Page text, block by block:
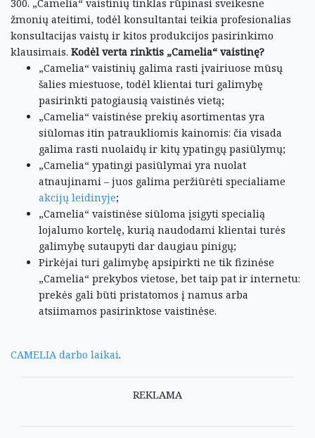
300. „Camelia“ vaistinių tinklas rūpinasi sveikesne
žmonių ateitimi, todėl konsultantai teikia profesionalias
konsultacijas vaistų ir kitos produkcijos pasirinkimo
klausimais. Kodėl verta rinktis „Camelia“ vaistinę?
„Camelia“ vaistinių galima rasti įvairiuose mūsų
šalies miestuose, todėl klientai turi galimybę
pasirinkti patogiausią vaistinės vietą;
„Camelia“ vaistinėse prekių asortimentas yra
siūlomas itin patraukliomis kainomis: čia visada
galima rasti nuolaidų ir kitų ypatingų pasiūlymų;
„Camelia“ ypatingi pasiūlymai yra nuolat
atnaujinami – juos galima peržiūrėti specialiame
akcijų leidinyje;
„Camelia“ vaistinėse siūloma įsigyti specialią
lojalumo kortelę, kurią naudodami klientai turės
galimybę sutaupyti dar daugiau pinigų;
Pirkėjai turi galimybę apsipirkti ne tik fizinėse
„Camelia“ prekybos vietose, bet taip pat ir internetu:
prekės gali būti pristatomos į namus arba
atsiimamos pasirinktose vaistinėse.
CAMELIA darbo laikai.
REKLAMA